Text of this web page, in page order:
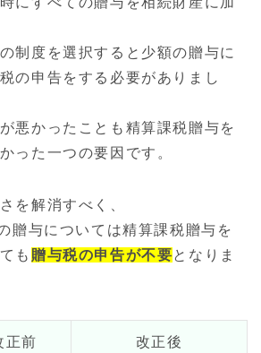
制度を選択すると少額の贈与に
の申告をする必要がありまし
悪かったことも精算課税贈与を
った一つの要因です。
を解消すべく、
贈与については精算課税贈与を
も 贈与税の申告が不要となりま
正前 改正後